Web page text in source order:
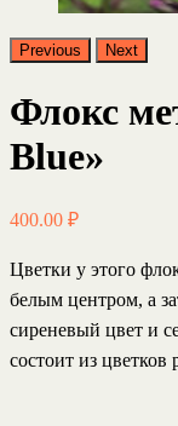
Previous Next
Флокс
Blue»
400.00 ₽
Цветки у этого
белым центром, а
сиреневый цвет и
состоит из цветков